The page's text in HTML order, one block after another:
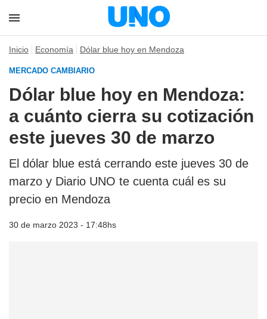
Inicio Economía Dólar blue hoy en Mendoza
MERCADO CAMBIARIO
Dólar blue hoy en Mendoza:
a cuánto cierra su cotización
este jueves 30 de marzo
El dólar blue está cerrando este jueves 30 de
marzo y Diario UNO te cuenta cuál es su
precio en Mendoza
30 de marzo 2023 - 17:48hs